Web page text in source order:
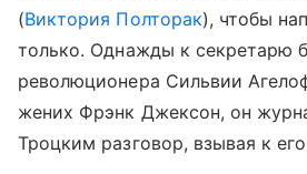
(Виктория Полторак), чтобы
только. Однажды к секретарю
революционера Сильвии
жених Фрэнк Джексон, он
Троцким разговор, взывая к